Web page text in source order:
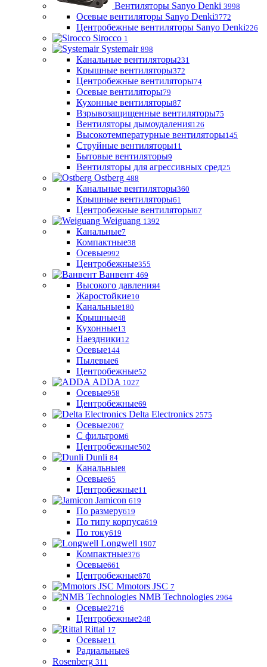
Вентиляторы Sanyo Denki 3998
Осевые вентиляторы Sanyo Denki3772
Центробежные вентиляторы Sanyo Denki226
Sirocco 1
Systemair 898
Канальные вентиляторы231
Крышные вентиляторы372
Центробежные вентиляторы74
Осевые вентиляторы79
Кухонные вентиляторы87
Взрывозащищенные вентиляторы75
Вентиляторы дымоудаления126
Высокотемпературные вентиляторы145
Струйные вентиляторы11
Бытовые вентиляторы9
Вентиляторы для агрессивных сред25
Ostberg 488
Канальные вентиляторы360
Крышные вентиляторы61
Центробежные вентиляторы67
Weiguang 1392
Канальные7
Компактные38
Осевые992
Центробежные355
Ванвент 469
Высокого давления4
Жаростойкие10
Канальные180
Крышные48
Кухонные13
Наездники12
Осевые144
Пылевые6
Центробежные52
ADDA 1027
Осевые958
Центробежные69
Delta Electronics 2575
Осевые2067
С фильтром6
Центробежные502
Dunli 84
Канальные8
Осевые65
Центробежные11
Jamicon 619
По размеру619
По типу корпуса619
По току619
Longwell 1907
Компактные376
Осевые661
Центробежные870
Mmotors JSC 7
NMB Technologies 2964
Осевые2716
Центробежные248
Rittal 17
Осевые11
Радиальные6
Rosenberg 311